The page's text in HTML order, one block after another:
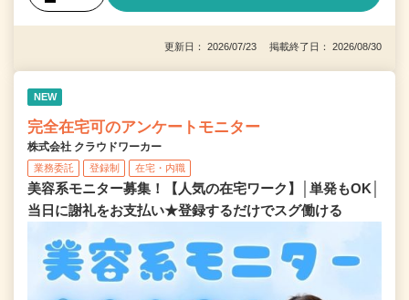
更新日： 2026/07/23 掲載終了日： 2026/08/30
NEW
完全在宅可のアンケートモニター
株式会社 クラウドワーカー
業務委託 登録制 在宅・内職
美容系モニター募集！【人気の在宅ワーク】│単発もOK│
当日に謝礼をお支払い★登録するだけでスグ働ける